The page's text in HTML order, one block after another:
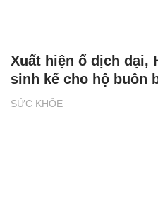
SỨC KHỎE
Xuất hiện ổ dịch dại,
sinh kế cho hộ buôn